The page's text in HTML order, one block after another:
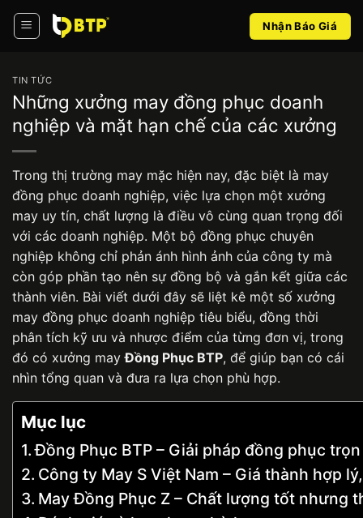
qua
Nhận Báo Giá
TIN TỨC
Những xưởng may đồng phục doanh
nghiệp và mặt hạn chế của các xưởng
Trong thị trường may mặc hiện nay, đặc biệt là may
đồng phục doanh nghiệp, việc lựa chọn một xưởng
may uy tín, chất lượng là điều vô cùng quan trọng đối
với các doanh nghiệp. Một bộ đồng phục chuyên
nghiệp không chỉ phản ánh hình ảnh của công ty mà
còn góp phần tạo nên sự đồng bộ và gắn kết giữa các
thành viên. Bài viết dưới đây sẽ liệt kê một số xưởng
may đồng phục doanh nghiệp tiêu biểu, đồng thời
phân tích kỹ ưu và nhược điểm của từng đơn vị, trong
đó có xưởng mayĐồng Phục BTP, để giúp bạn có cái
nhìn tổng quan và đưa ra lựa chọn phù hợp.
Mục lục
Đồng Phục BTP – Giải pháp đồng phục
Công ty May S Việt Nam – Giá thành hợp
May Đồng Phục Z – Chất lượng tốt nhưng